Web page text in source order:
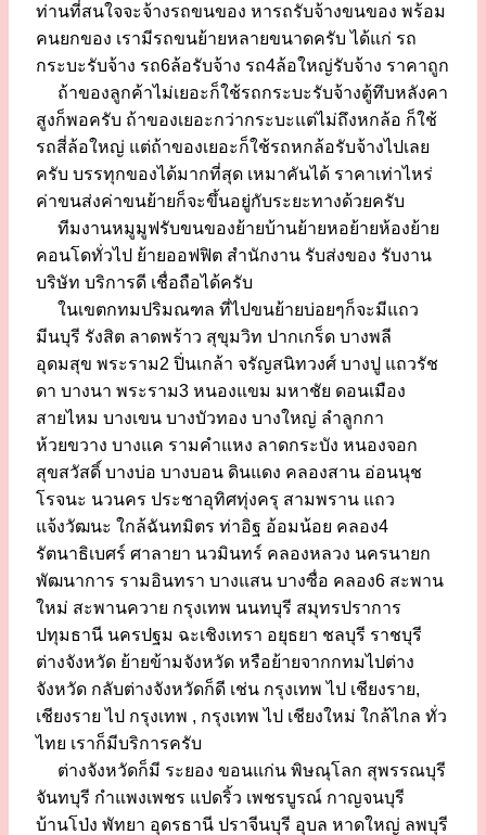
ท่านที่สนใจจะจ้างรถขนของ หารถรับจ้างขนของ พร้อม
คนยกของ เรามีรถขนย้ายหลายขนาดครับ ได้แก่ รถ
กระบะรับจ้าง รถ6ล้อรับจ้าง รถ4ล้อใหญ่รับจ้าง ราคาถูก
ถ้าของลูกค้าไม่เยอะก็ใช้รถกระบะรับจ้างตู้ทึบหลังคา
สูงก็พอครับ ถ้าของเยอะกว่ากระบะแต่ไม่ถึงหกล้อ ก็ใช้
รถสี่ล้อใหญ่ แต่ถ้าของเยอะก็ใช้รถหกล้อรับจ้างไปเลย
ครับ บรรทุกของได้มากที่สุด เหมาคันได้ ราคาเท่าไหร่
ค่าขนส่งค่าขนย้ายก็จะขึ้นอยู่กับระยะทางด้วยครับ
ทีมงานหมูมูฟรับขนของย้ายบ้านย้ายหอย้ายห้องย้าย
คอนโดทั่วไป ย้ายออฟฟิต สำนักงาน รับส่งของ รับงาน
บริษัท บริการดี เชื่อถือได้ครับ
ในเขตกทมปริมณฑล ที่ไปขนย้ายบ่อยๆก็จะมีแถว
มีนบุรี รังสิต ลาดพร้าว สุขุมวิท ปากเกร็ด บางพลี
อุดมสุข พระราม2 ปิ่นเกล้า จรัญสนิทวงศ์ บางปู แถวรัช
ดา บางนา พระราม3 หนองแขม มหาชัย ดอนเมือง
สายไหม บางเขน บางบัวทอง บางใหญ่ ลำลูกกา
ห้วยขวาง บางแค รามคำแหง ลาดกระบัง หนองจอก
สุขสวัสดิ์ บางบ่อ บางบอน ดินแดง คลองสาน อ่อนนุช
โรจนะ นวนคร ประชาอุทิศทุ่งครุ สามพราน แถว
แจ้งวัฒนะ ใกล้ฉันทมิตร ท่าอิฐ อ้อมน้อย คลอง4
รัตนาธิเบศร์ ศาลายา นวมินทร์ คลองหลวง นครนายก
พัฒนาการ รามอินทรา บางแสน บางซื่อ คลอง6 สะพาน
ใหม่ สะพานควาย กรุงเทพ นนทบุรี สมุทรปราการ
ปทุมธานี นครปฐม ฉะเชิงเทรา อยุธยา ชลบุรี ราชบุรี
ต่างจังหวัด ย้ายข้ามจังหวัด หรือย้ายจากกทมไปต่าง
จังหวัด กลับต่างจังหวัดก็ดี เช่น กรุงเทพ ไป เชียงราย,
เชียงราย ไป กรุงเทพ , กรุงเทพ ไป เชียงใหม่ ใกล้ไกล ทั่ว
ไทย เราก็มีบริการครับ
ต่างจังหวัดก็มี ระยอง ขอนแก่น พิษณุโลก สุพรรณบุรี
จันทบุรี กำแพงเพชร แปดริ้ว เพชรบูรณ์ กาญจนบุรี
บ้านโป่ง พัทยา อุดรธานี ปราจีนบุรี อุบล หาดใหญ่ ลพบุรี